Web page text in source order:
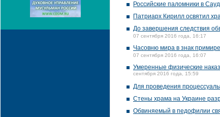
Российские паломники в
Патриарх Кирилл освятил
До завершения следствия
07 сентября 2016 года, 16:17
Часовню мира в знак
07 сентября 2016 года, 16:07
Умеренные физические
сентября 2016 года, 15:59
Для проведения
Стены храма на Украине
Обвиняемый в педофилии